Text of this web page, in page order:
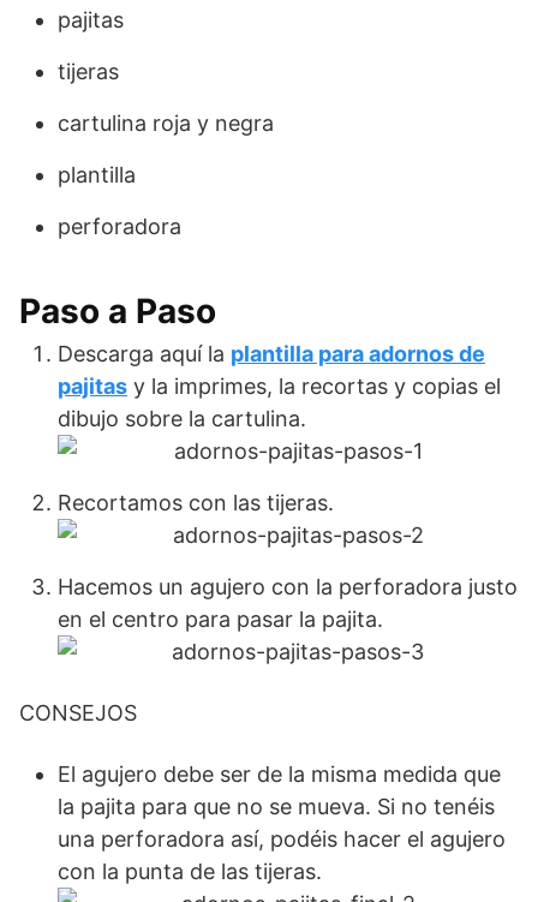
pajitas
tijeras
cartulina roja y negra
plantilla
perforadora
Paso a Paso
Descarga aquí la plantilla para adornos de
pajitas y la imprimes, la recortas y copias el
dibujo sobre la cartulina.
Recortamos con las tijeras.
Hacemos un agujero con la perforadora justo
en el centro para pasar la pajita.
CONSEJOS
El agujero debe ser de la misma medida que
la pajita para que no se mueva. Si no tenéis
una perforadora así, podéis hacer el agujero
con la punta de las tijeras.